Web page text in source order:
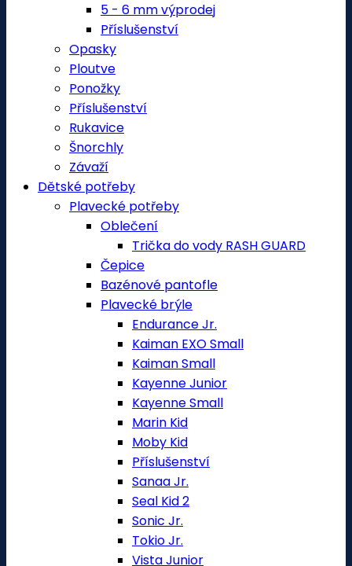
5 - 6 mm výprodej
Příslušenství
Opasky
Ploutve
Ponožky
Příslušenství
Rukavice
Šnorchly
Závaží
Dětské potřeby
Plavecké potřeby
Oblečení
Trička do vody RASH GUARD
Čepice
Bazénové pantofle
Plavecké brýle
Endurance Jr.
Kaiman EXO Small
Kaiman Small
Kayenne Junior
Kayenne Small
Marin Kid
Moby Kid
Příslušenství
Sanaa Jr.
Seal Kid 2
Sonic Jr.
Tokio Jr.
Vista Junior